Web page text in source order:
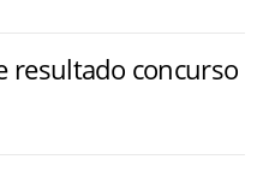
resultado concurso